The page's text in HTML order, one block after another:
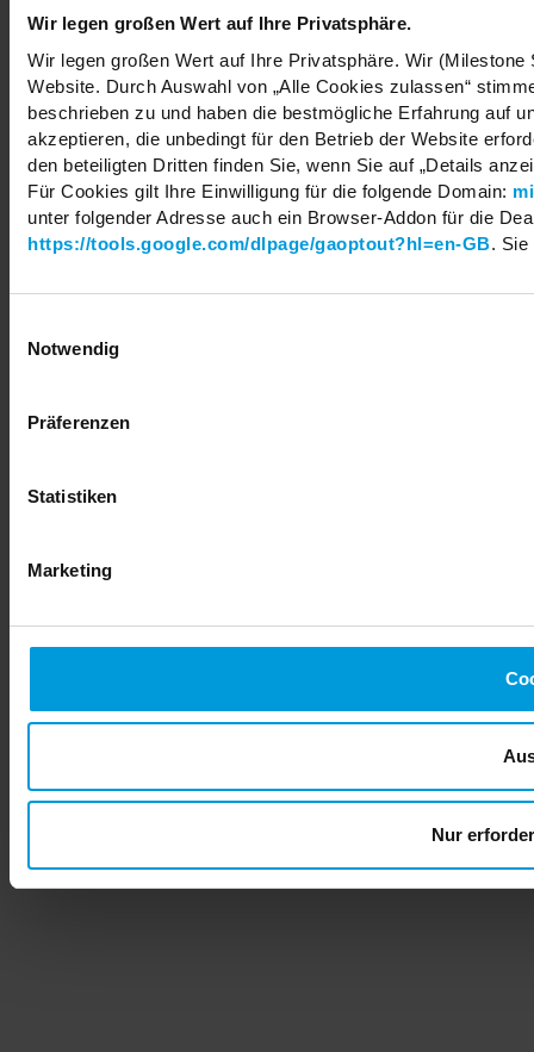
Wir legen großen Wert auf Ihre Privatsphäre.
Wir legen großen Wert auf Ihre Privatsphäre. Wir
Website. Durch Auswahl von „Alle Cookies zulassen“
beschrieben zu und haben die bestmögliche Erfahrung auf
akzeptieren, die unbedingt für den Betrieb der Website
den beteiligten Dritten finden Sie, wenn Sie auf „Details
Für Cookies gilt Ihre Einwilligung für die folgende Domain:
unter folgender Adresse auch ein Browser-Addon für die
https://tools.google.com/dlpage/gaoptout?hl=en-GB.
Notwendig
Präferenzen
Statistiken
Marketing
Nur